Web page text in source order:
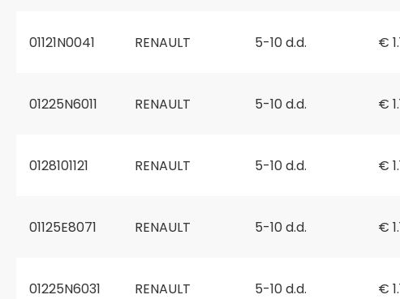
01121N0041 RENAULT 5-10 d.d. €
01225N6011 RENAULT 5-10 d.d. €
0128101121 RENAULT 5-10 d.d. €
01125E8071 RENAULT 5-10 d.d. €
01225N6031 RENAULT 5-10 d.d. €